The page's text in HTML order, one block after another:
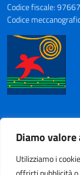
Diamo
Utilizziamo i
Codice fiscale:
Codice
Codice
Fax